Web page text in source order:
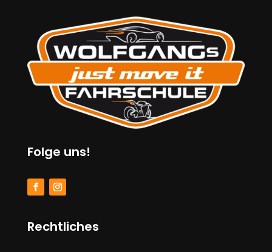
Folge uns!
Rechtliches